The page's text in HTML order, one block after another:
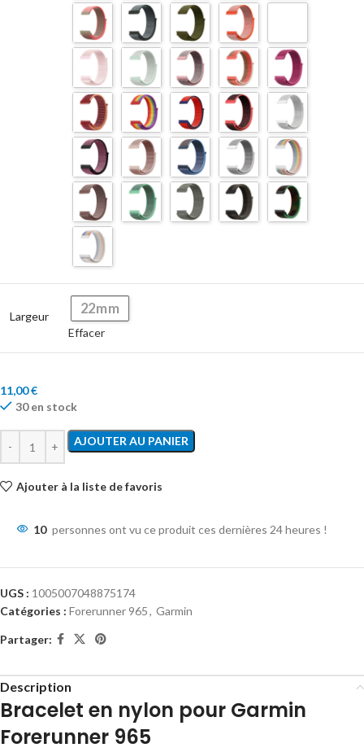
Largeur 22mm
Effacer
11,00€
30 en stock
AJOUTER AU PANIER
Ajouter à la liste de favoris
10 personnes ont vu ce produit ces dernières 24 heures !
UGS : 1005007048875174
Catégories : Forerunner 965, Garmin
Partager:
Description
Bracelet en nylon pour Garmin
Forerunner 965